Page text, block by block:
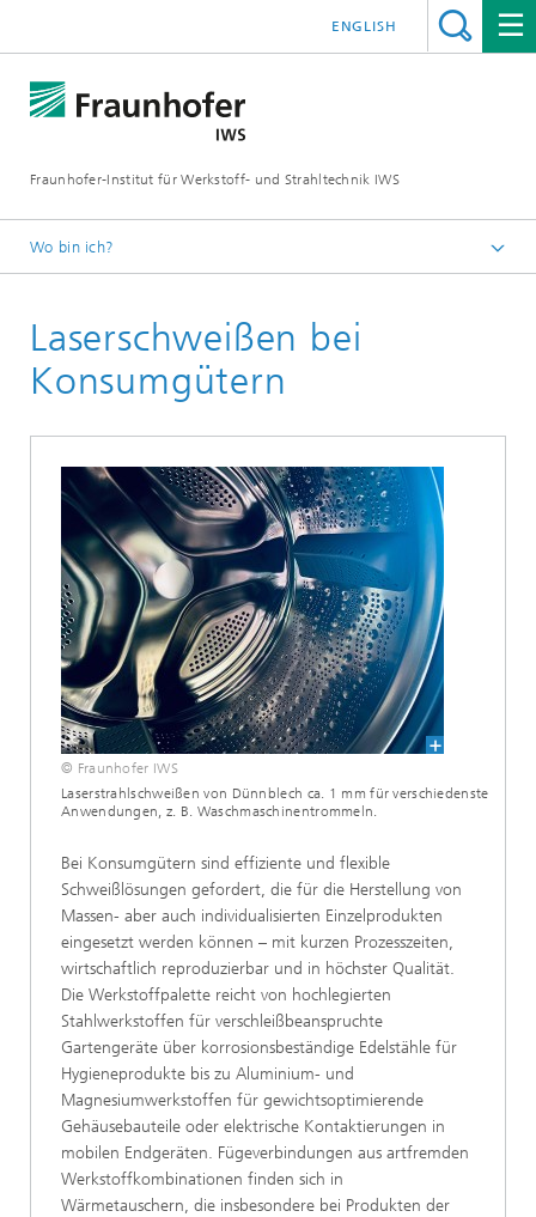
Fraunhofer-Institut für Werkstoff- und Strahltechnik IWS
ENGLISH
Wo bin ich?
Technologien und Kompetenzen
Trennen und Fügen
Laserschweißen
Laserschweißen bei
Konsumgütern
© Fraunhofer IWS
Laserstrahlschweißen von Dünnblech ca. 1 mm für verschiedenste
Anwendungen, z. B. Waschmaschinentrommeln.
Bei Konsumgütern sind effiziente und flexible
Schweißlösungen gefordert, die für die Herstellung von
Massen- aber auch individualisierten Einzelprodukten
eingesetzt werden können – mit kurzen Prozesszeiten,
wirtschaftlich reproduzierbar und in höchster Qualität.
Die Werkstoffpalette reicht von hochlegierten
Stahlwerkstoffen für verschleißbeanspruchte
Gartengeräte über korrosionsbeständige Edelstähle für
Hygieneprodukte bis zu Aluminium- und
Magnesiumwerkstoffen für gewichtsoptimierende
Gehäusebauteile oder elektrische Kontaktierungen in
mobilen Endgeräten. Fügeverbindungen aus artfremden
Werkstoffkombinationen finden sich in
Wärmetauschern, die insbesondere bei Produkten der